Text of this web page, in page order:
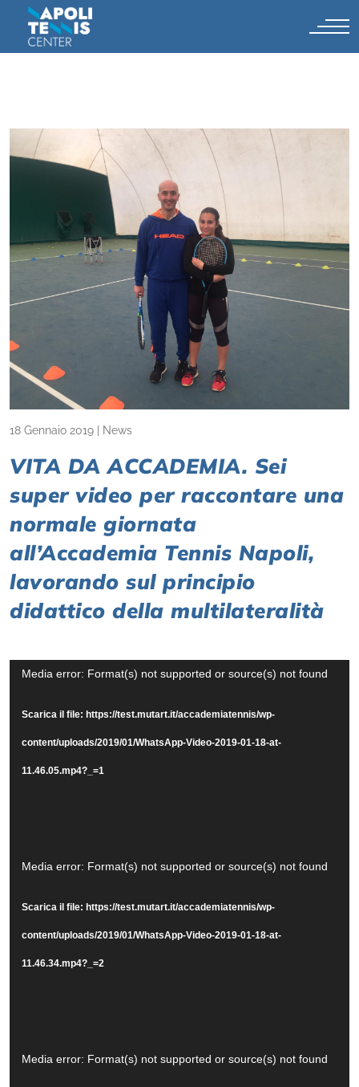
18 Gennaio 2019 News
VITA DA ACCADEMIA. Sei
super video per raccontare una
normale giornata
all’Accademia Tennis Napoli,
lavorando sul principio
didattico della multilateralità
Video
Media error: Format(s) not supported or source(s) not found
Scarica il file: https://test.mutart.it/accademiatennis/wp-
content/uploads/2019/01/WhatsApp-Video-2019-01-18-at-
11.46.05.mp4?_=1
Video
Media error: Format(s) not supported or source(s) not found
Scarica il file: https://test.mutart.it/accademiatennis/wp-
content/uploads/2019/01/WhatsApp-Video-2019-01-18-at-
11.46.34.mp4?_=2
Video
Media error: Format(s) not supported or source(s) not found